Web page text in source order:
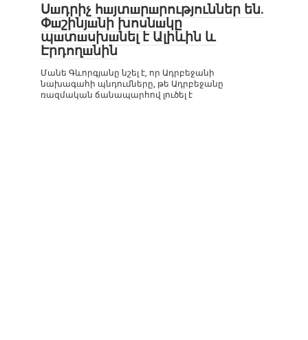
Սшդրիչ հшյտшրшրություններ են.
Փшշինյшնի խոսնшկը
պшտшսխшնել է Ալիևին և
Էրդողшնին
Մանե Գևորգյանը նշել է, որ Ադրբեջանի
նախագահի պնդումները, թե Ադրբեջանը
ռազմական ճանապարհով լուծել է